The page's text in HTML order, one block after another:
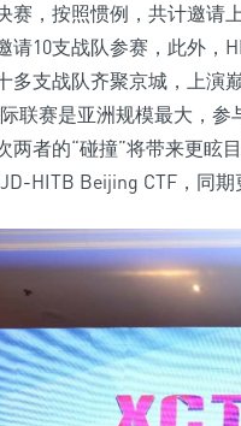
赛，按照惯例，共计邀请
请10支战队参赛，此外，
多支战队齐聚京城，上演
联赛是亚洲规模最大，
两者的“碰撞”将带来更眩
HITB Beijing CTF，同